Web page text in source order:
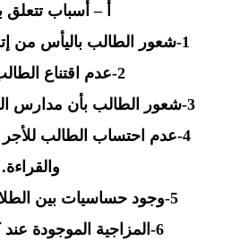
أ – أسباب تتعلق
-1شعور الطالب باليأس من
2-عدم اقتناع
3-شعور الطالب بأن مدارس
4-عدم احتساب الطالب
والقراءة.
-5وجود حساسيات بين
-6 المزاجية الموجودة